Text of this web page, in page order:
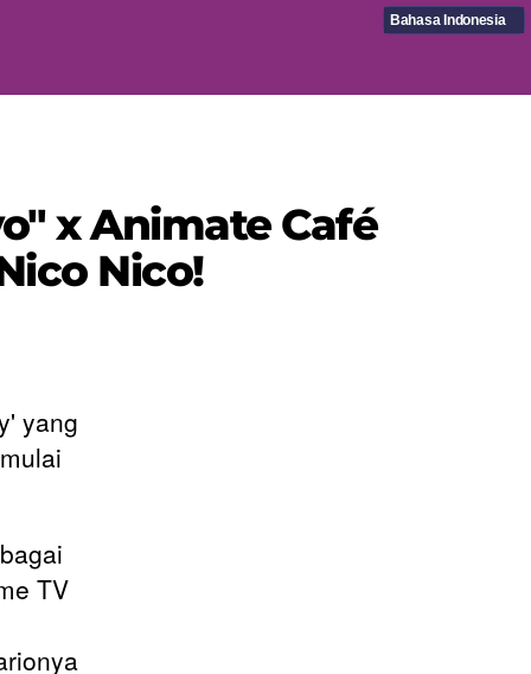
Bahasa Indonesia
x Animate Café
Nico!
yang
TV